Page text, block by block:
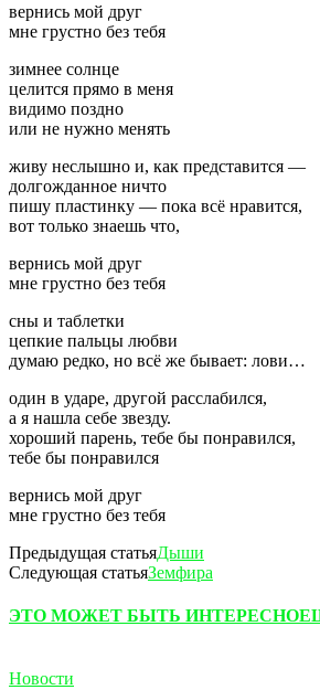
вернись мой друг
мне грустно без тебя
зимнее солнце
целится прямо в меня
видимо поздно
или не нужно менять
живу неслышно и, как представится —
долгожданное ничто
пишу пластинку — пока всё нравится,
вот только знаешь что,
вернись мой друг
мне грустно без тебя
сны и таблетки
цепкие пальцы любви
думаю редко, но всё же бывает: лови…
один в ударе, другой расслабился,
а я нашла себе звезду.
хороший парень, тебе бы понравился,
тебе бы понравился
вернись мой друг
мне грустно без тебя
Предыдущая статьяДыши
Следующая статьяЗемфира
ЭТО МОЖЕТ БЫТЬ ИНТЕРЕСНО
Новости